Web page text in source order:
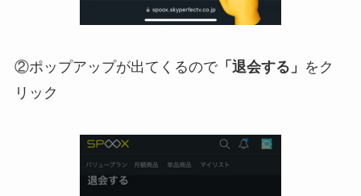
②ポップアップが出てくるので「退会する」 をク
リック